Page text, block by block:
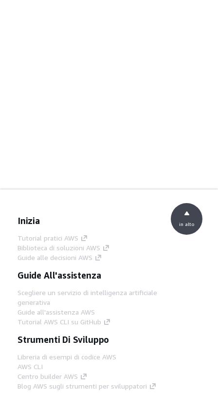
Inizia
Tutorial pratici AWS
Biblioteca di soluzioni AWS
Guide alle decisioni AWS
Guide All'assistenza
Scegliere un servizio di intelligenza artificiale
generativa
Guide all'assistenza AWS
Tutorial AWS CLI su GitHub
Strumenti Di Sviluppo
Libreria di esempi di codice AWS
AWS CLI
Centro builder AWS
Blog AWS sugli strumenti per sviluppatori
in alto